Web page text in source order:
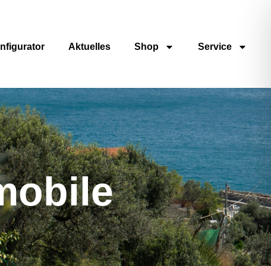
Aktuelles Shop Service